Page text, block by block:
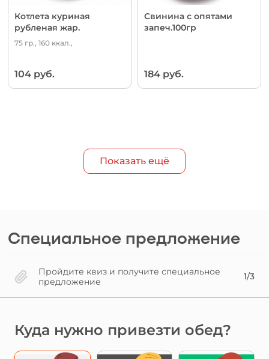
Котлета куриная
рубленая жар.
75 гр., 160 ккал.,
104 руб.
Свинина с опятами
запеч.100гр
184 руб.
Показать ещё
Специальное предложение
Пройдите квиз и получите специальное
предложение
1/3
Куда нужно привезти обед?